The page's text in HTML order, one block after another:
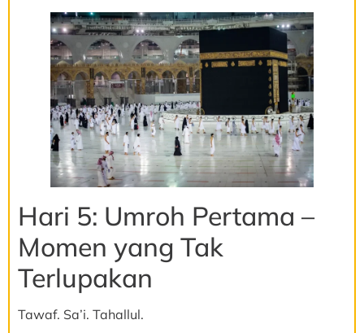
Hari 5: Umroh Pertama –
Momen yang Tak
Terlupakan
Tawaf. Sa’i. Tahallul.